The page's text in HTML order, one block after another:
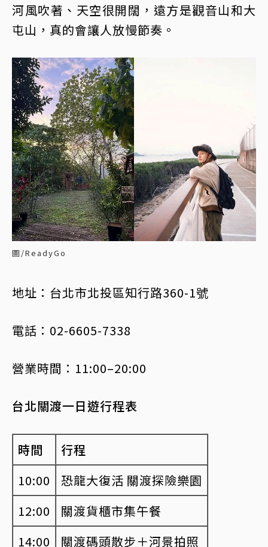
河風吹著、天空很開闊，遠方是觀音山和大
屯山，真的會讓人放慢節奏。
圖/ReadyGo
地址：台北市北投區知行路360-1號
電話：02-6605-7338
營業時間：11:00–20:00
台北關渡一日遊行程表
時間
行程
10:00
恐龍大復活 關渡探險樂園
12:00
關渡貨櫃市集午餐
14:00
關渡碼頭散步＋河景拍照